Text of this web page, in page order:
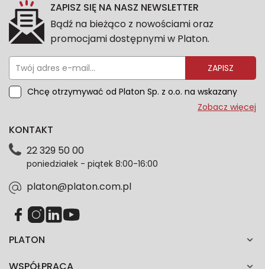
ZAPISZ SIĘ NA NASZ NEWSLETTER
Bądź na bieżąco z nowościami oraz
promocjami dostępnymi w Platon.
ZAPISZ
Chcę otrzymywać od Platon Sp. z o.o. na wskazany
przeze mnie adres e-mail informacje marketingowe
dotyczące danych osobowych znajdziesz w naszej
każdym czasie. Wycofanie zgody nie wpłynie na
zgodność z prawem przetwarzania dokonanego przed
Zobacz więcej
PLATON
KONTAKT
22 329 50 00
poniedziałek - piątek 8:00-16:00
platon@platon.com.pl